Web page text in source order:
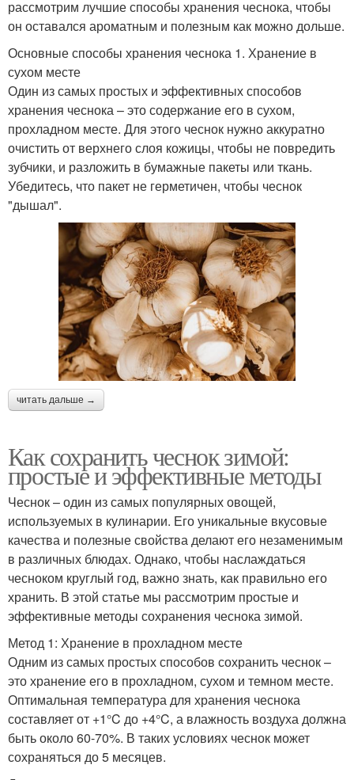
рассмотрим лучшие способы хранения чеснока, чтобы
он оставался ароматным и полезным как можно дольше.
Основные способы хранения чеснока 1. Хранение в
сухом месте
Один из самых простых и эффективных способов
хранения чеснока – это содержание его в сухом,
прохладном месте. Для этого чеснок нужно аккуратно
очистить от верхнего слоя кожицы, чтобы не повредить
зубчики, и разложить в бумажные пакеты или ткань.
Убедитесь, что пакет не герметичен, чтобы чеснок
"дышал".
читать дальше →
Как сохранить чеснок зимой:
простые и эффективные методы
Чеснок – один из самых популярных овощей,
используемых в кулинарии. Его уникальные вкусовые
качества и полезные свойства делают его незаменимым
в различных блюдах. Однако, чтобы наслаждаться
чесноком круглый год, важно знать, как правильно его
хранить. В этой статье мы рассмотрим простые и
эффективные методы сохранения чеснока зимой.
Метод 1: Хранение в прохладном месте
Одним из самых простых способов сохранить чеснок –
это хранение его в прохладном, сухом и темном месте.
Оптимальная температура для хранения чеснока
составляет от +1°C до +4°C, а влажность воздуха должна
быть около 60-70%. В таких условиях чеснок может
сохраняться до 5 месяцев.